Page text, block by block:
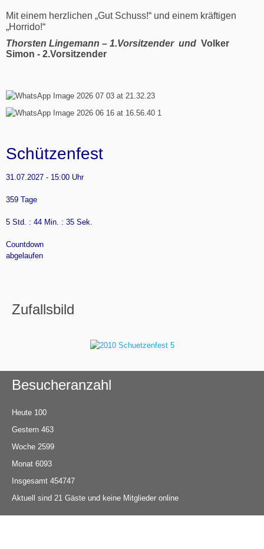
Mit einem herzlichen „Gut Schuss!“ und einem kräftigen
„Horrido!“
Thorsten Lingemann – 1.Vorsitzender und Volker
Simon - 2.Vorsitzender
Schützenfest
31.07.2027 - 15:00 Uhr
359 Tage
5 Std. : 44 Min. : 34 Sek.
Countdown
abgelaufen
Zufallsbild
Besucheranzahl
Heute 100
Gestern 463
Woche 2599
Monat 6093
Insgesamt 454747
Aktuell sind 21 Gäste und keine Mitglieder online